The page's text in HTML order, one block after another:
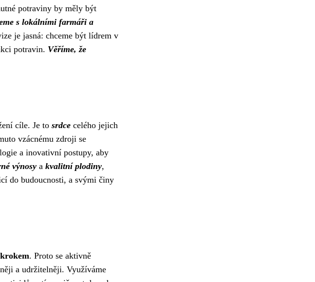
potraviny by měly být
s lokálními farmáři a
je jasná: chceme být lídrem v
potravin. Věříme, že
cíle. Je to srdce celého jejich
vzácnému zdroji se
a inovativní postupy, aby
výnosy a kvalitní plodiny,
do budoucnosti, a svými činy
. Proto se aktivně
a udržitelněji. Využíváme